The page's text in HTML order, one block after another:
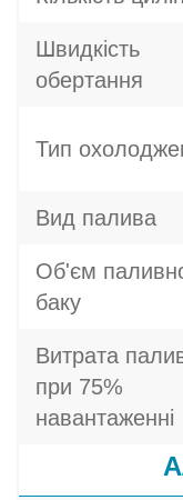
Швидкість
обертання
Тип
Вид палива
Об'єм
баку
Витрата
при 75%
навантаженні